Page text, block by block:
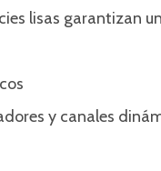
lisas garantizan
y canales